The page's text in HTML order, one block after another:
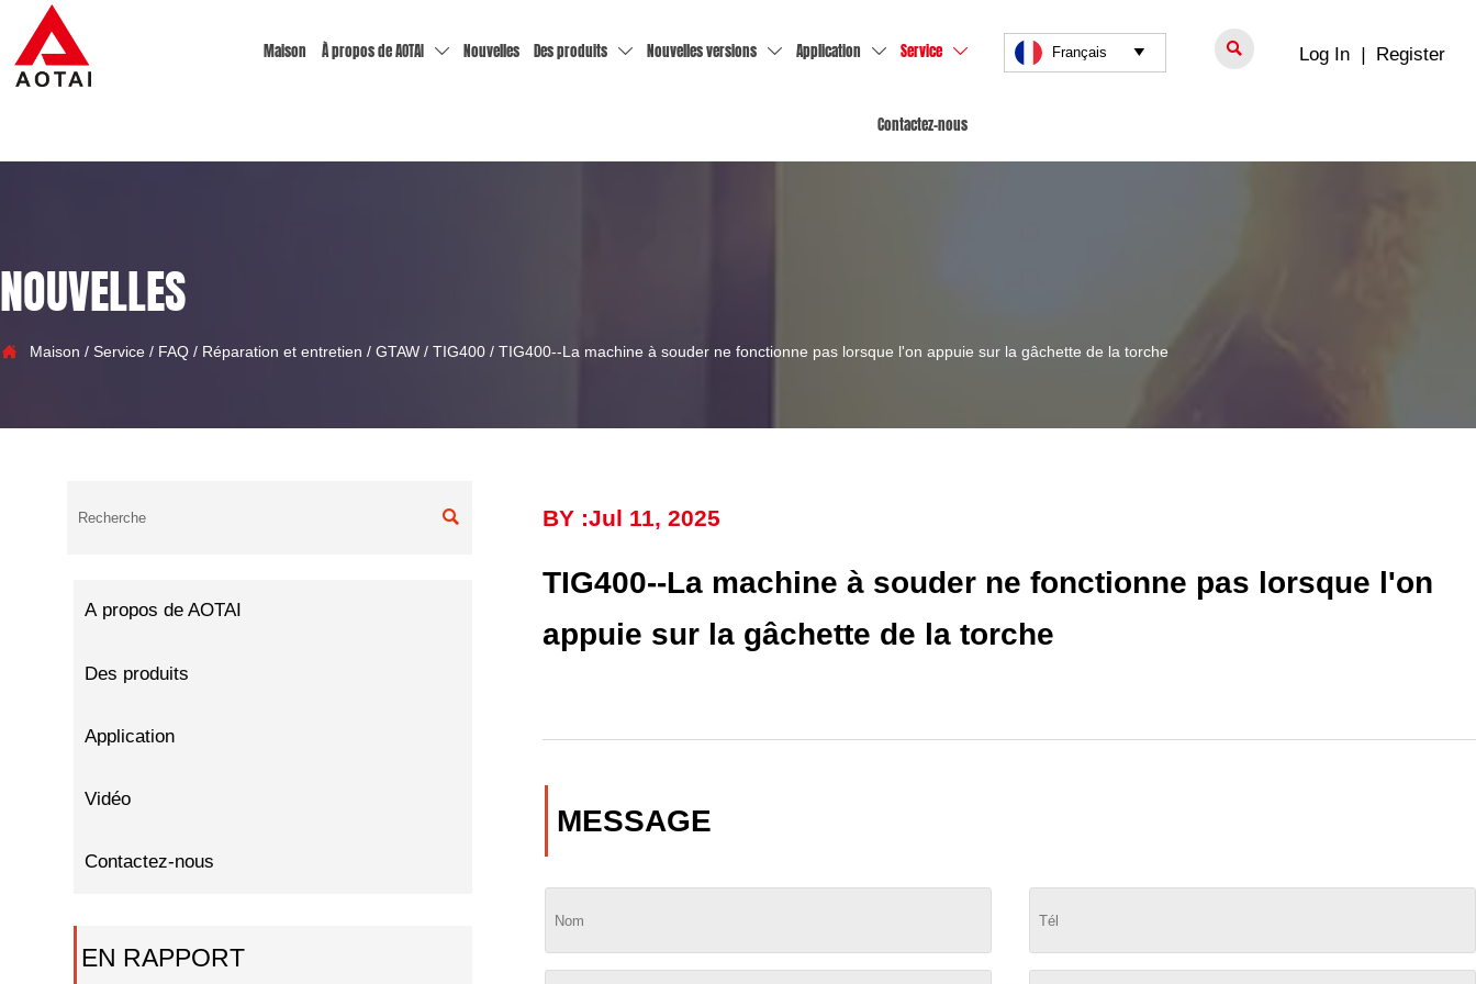
Maison À propos de AOTAI  Nouvelles Des produits  Nouvelles versions  Application  Service 
Contactez-nous
Français   Log In | Register
NOUVELLES
 Maison / Service/ FAQ/ Réparation et entretien / GTAW/ TIG400/ TIG400--La machine à souder ne fonctionne pas lorsque l'on appuie sur la gâchette de la torche

À propos de AOTAI
Des produits
Application
Vidéo
Contactez-nous
EN RAPPORT
BY :Jul 11, 2025
TIG400--La machine à souder ne fonctionne pas lorsque l'on
appuie sur la gâchette de la torche
MESSAGE